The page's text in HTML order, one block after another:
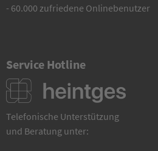
- 60.000 zufriedene Onlinebenutzer
Service Hotline
Telefonische Unterstützung
und Beratung unter: